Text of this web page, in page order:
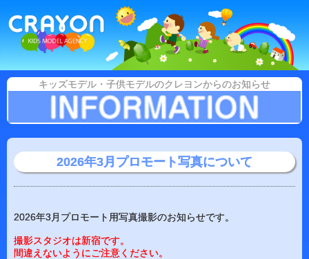
キッズモデル・子供モデルのクレヨンからのお知らせ
2026年3月プロモート写真について
2026年3月プロモート用写真撮影のお知らせです。
撮影スタジオは新宿です。
間違えないようにご注意ください。